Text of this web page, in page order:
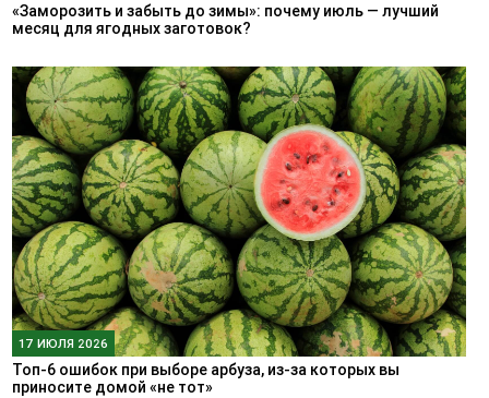
«Заморозить и забыть до зимы»: почему июль — лучший
месяц для ягодных заготовок?
17 ИЮЛЯ 2026
Топ-6 ошибок при выборе арбуза, из-за которых вы
приносите домой «не тот»